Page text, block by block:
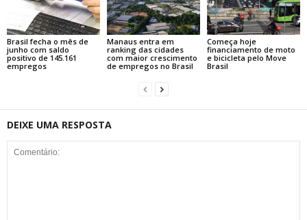
Brasil fecha o mês de
junho com saldo
positivo de 145.161
empregos
Manaus entra em
ranking das cidades
com maior crescimento
de empregos no Brasil
Começa hoje
financiamento de moto
e bicicleta pelo Move
Brasil
DEIXE UMA RESPOSTA